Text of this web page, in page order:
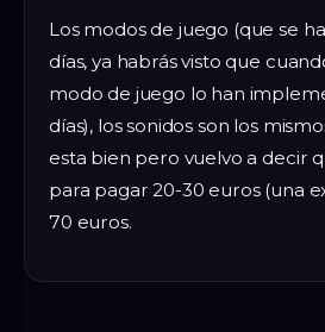
Los modos de juego (que se
días, ya habrás visto que
modo de juego lo han
días), los sonidos son los
esta bien pero vuelvo a decir
para pagar 20-30 euros (una
70 euros.